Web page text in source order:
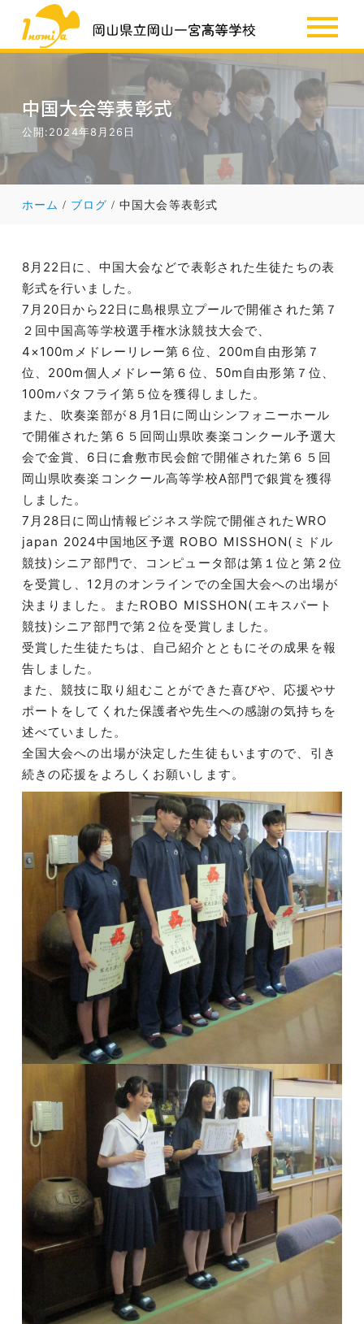
SSH
中国大会等表彰式
公開:2024年8月26日
ホーム ブログ 中国大会等表彰式
8月22日に、中国大会などで表彰された生徒たちの表
彰式を行いました。
7月20日から22日に島根県立プールで開催された第７
２回中国高等学校選手権水泳競技大会で、
4×100mメドレーリレー第６位、200m自由形第７
位、200m個人メドレー第６位、50m自由形第７位、
100mバタフライ第５位を獲得しました。
また、吹奏楽部が８月1日に岡山シンフォニーホール
で開催された第６５回岡山県吹奏楽コンクール予選大
会で金賞、6日に倉敷市民会館で開催された第６５回
岡山県吹奏楽コンクール高等学校A部門で銀賞を獲得
しました。
7月28日に岡山情報ビジネス学院で開催されたWRO
japan 2024中国地区予選 ROBO MISSHON(ミドル
競技)シニア部門で、コンピュータ部は第１位と第２位
を受賞し、12月のオンラインでの全国大会への出場が
決まりました。またROBO MISSHON(エキスパート
競技)シニア部門で第２位を受賞しました。
受賞した生徒たちは、自己紹介とともにその成果を報
告しました。
また、競技に取り組むことができた喜びや、応援やサ
ポートをしてくれた保護者や先生への感謝の気持ちを
述べていました。
全国大会への出場が決定した生徒もいますので、引き
続きの応援をよろしくお願いします。